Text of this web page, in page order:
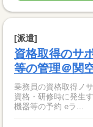
[派遣]
資格取得のサ
等の管理＠関
乗務員の資格取得ノ
資格・研修時に発生
機器等の予約 eラ...